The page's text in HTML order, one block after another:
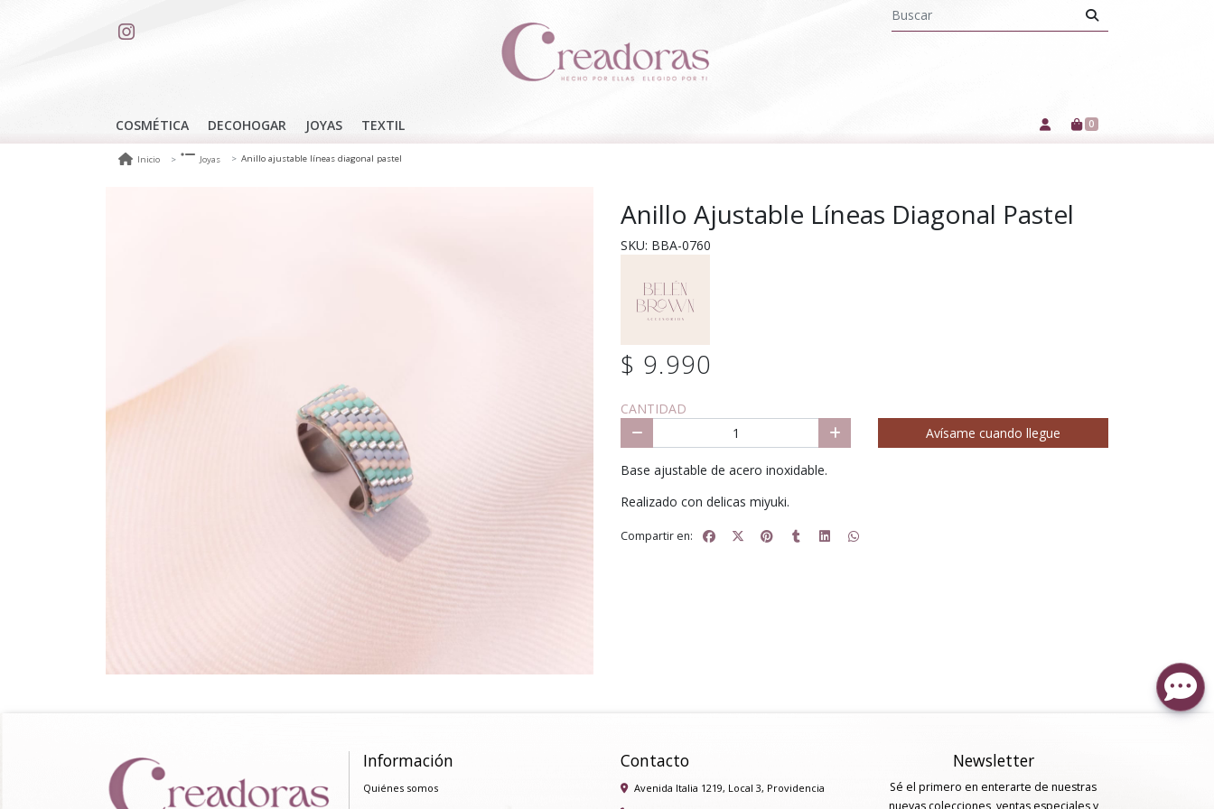
COSMÉTICA DECOHOGAR JOYAS TEXTIL 0
Inicio Joyas Anillo ajustable líneas diagonal pastel
Anillo Ajustable Líneas Diagonal Pastel
SKU: BBA-0760
$ 9.990
CANTIDAD
Avísame cuando llegue
Base ajustable de acero inoxidable.
Realizado con delicas miyuki.
Compartir en:
Información
Quiénes somos
Contacto
Avenida Italia 1219, Local 3, Providencia
Newsletter
Sé el primero en enterarte de nuestras
nuevas colecciones, ventas especiales y